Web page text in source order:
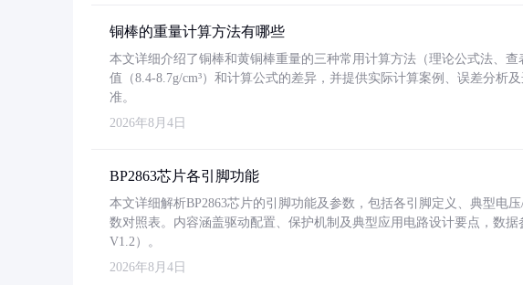
铜棒的重量计算方法有哪些
本文详细介绍了铜棒和黄铜棒重量的三种常用计算方法（理论公式法、
值（8.4-8.7g/cm³）和计算公式的差异，并提供实际计算案例、误差分析
准。
2026年8月4日
BP2863芯片各引脚功能
本文详细解析BP2863芯片的引脚功能及参数，包括各引脚定义、典型电
数对照表。内容涵盖驱动配置、保护机制及典型应用电路设计要点，数
V1.2）。
2026年8月4日